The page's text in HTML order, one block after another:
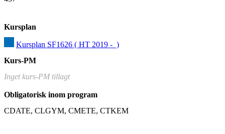
Kursplan
Kursplan SF1626 ( HT 2019 -  )
Kurs-PM
Inget kurs-PM tillagt
Obligatorisk inom program
CDATE, CLGYM, CMETE, CTKEM